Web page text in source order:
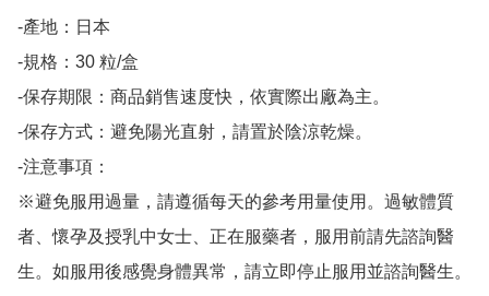
-產地：日本
-規格：30 粒/盒
-保存期限：商品銷售速度快，依實際出廠為主。
-保存方式：避免陽光直射，請置於陰涼乾燥。
-注意事項：
※避免服用過量，請遵循每天的參考用量使用。過敏體質
者、懷孕及授乳中女士、正在服藥者，服用前請先諮詢醫
生。如服用後感覺身體異常，請立即停止服用並諮詢醫生。